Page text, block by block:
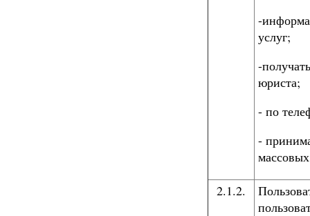
-
услуг;
-
юриста;
- по
-
2.1.2.